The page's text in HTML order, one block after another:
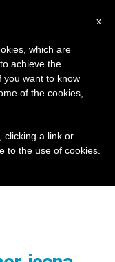
x
which are
achieve the
you want to know
of the cookies,
clicking a link or
to the use of cookies.